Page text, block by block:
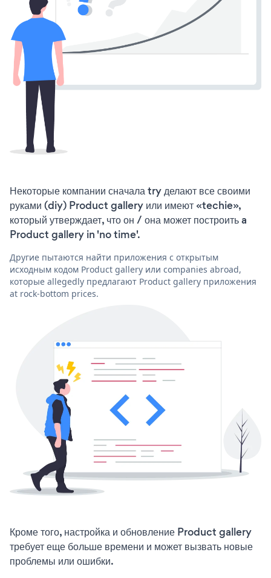
Некоторые компании сначала try делают все своими
руками (diy) Product gallery или имеют «techie»,
который утверждает, что он / она может построить a
Product gallery in 'no time'.
Другие пытаются найти приложения с открытым
исходным кодом Product gallery или companies abroad,
которые allegedly предлагают Product gallery приложения
at rock-bottom prices.
Кроме того, настройка и обновление Product gallery
требует еще больше времени и может вызвать новые
проблемы или ошибки.